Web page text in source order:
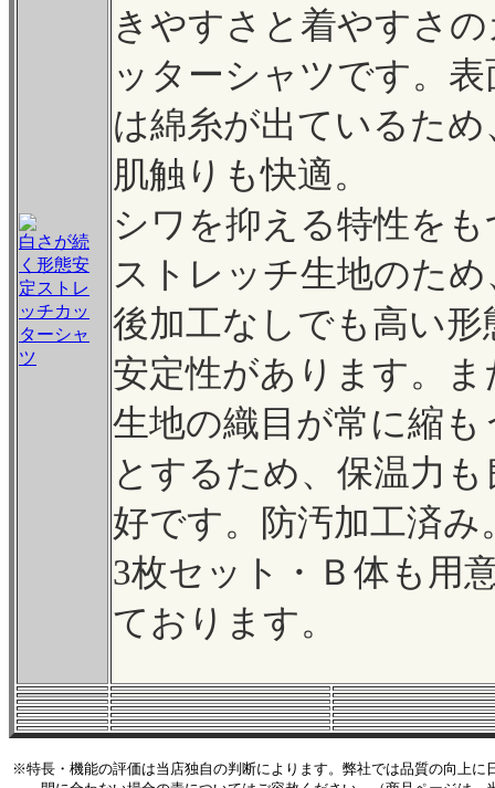
白さが続
く形態安
定ストレ
ッチカッ
ターシャ
ツ
きやすさと着やすさ
ッターシャツです。表
は綿糸が出ているため
肌触りも快適。
シワを抑える特性をも
ストレッチ生地のため
後加工なしでも高い形
安定性があります。ま
生地の織目が常に縮も
とするため、保温力も
好です。防汚加工済み
3枚セット・Ｂ体も用
ております。
※特長・機能の評価は当店独自の判断によります。弊社では品質の向上